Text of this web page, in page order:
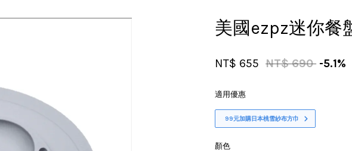
美國ezpz迷你餐
NT$ 655 NT$ 690 -5.1%
適用優惠
99元加購日本桃雪紗布方巾
顏色